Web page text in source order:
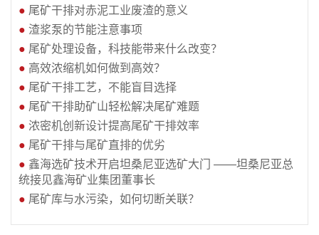
● 尾矿干排对赤泥工业废渣的意义
● 渣浆泵的节能注意事项
● 尾矿处理设备，科技能带来什么改变？
● 高效浓缩机如何做到高效？
● 尾矿干排工艺，不能盲目选择
● 尾矿干排助矿山轻松解决尾矿难题
● 浓密机创新设计提高尾矿干排效率
● 尾矿干排与尾矿直排的优劣
● 鑫海选矿技术开启坦桑尼亚选矿大门 ——坦桑尼亚总
统接见鑫海矿业集团董事长
● 尾矿库与水污染，如何切断关联？